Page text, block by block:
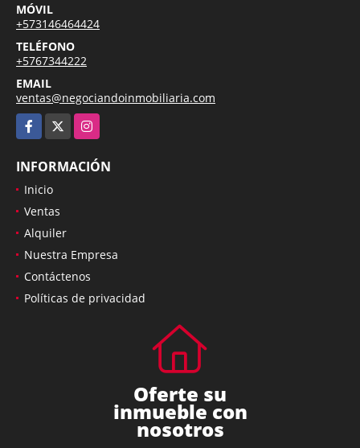
MÓVIL
+573146464424
TELÉFONO
+5767344222
EMAIL
ventas@negociandoinmobiliaria.com
Facebook
Instagram
INFORMACIÓN
Inicio
Ventas
Alquiler
Nuestra Empresa
Contáctenos
Políticas de privacidad
Oferte su
inmueble con
nosotros